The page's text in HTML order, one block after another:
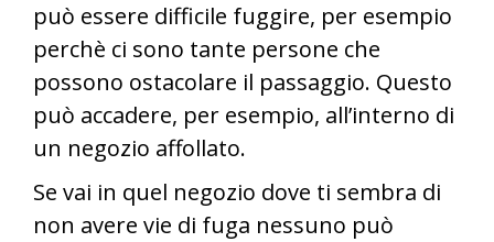
può essere difficile fuggire, per esempio
perchè ci sono tante persone che
possono ostacolare il passaggio. Questo
può accadere, per esempio, all’interno di
un negozio affollato.
Se vai in quel negozio dove ti sembra di
non avere vie di fuga nessuno può